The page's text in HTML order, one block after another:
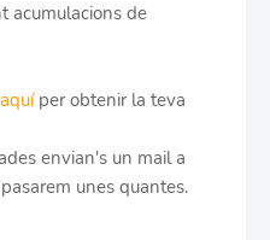
acumulacions de
aquí per obtenir la teva
envian's un mail a
unes quantes.